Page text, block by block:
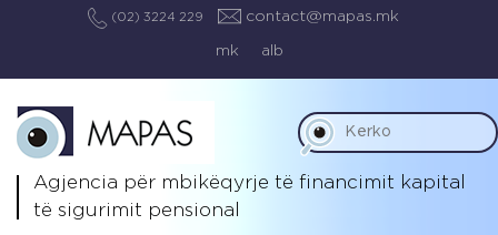
(02) 3224 229 contact@mapas.mk
mk alb
Agjencia për mbikëqyrje të financimit kapital
të sigurimit pensional